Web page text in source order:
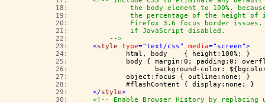
  18:
the body element to 100%,
  19:
the percentage of the height of
  20:
Firefox 3.6 focus border
  21:
             if JavaScript disabled.
  22:
        -->
  23:
<style type="text/css" media="screen">
  24:
            html, body    { height:100%; }
  25:
body { margin:0; padding:0;
  26:
background-color:
  27:
            object:focus { outline:none; }
  28:
            #flashContent { display:none; }
  29:
</style>
  30:
<!-- Enable Browser History by replacing